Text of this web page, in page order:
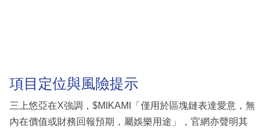
項目定位與風險提示
三上悠亞在X強調，$MIKAMI「僅用於區塊鏈表達愛意，無
內在價值或財務回報預期，屬娛樂用途」，官網亦聲明其